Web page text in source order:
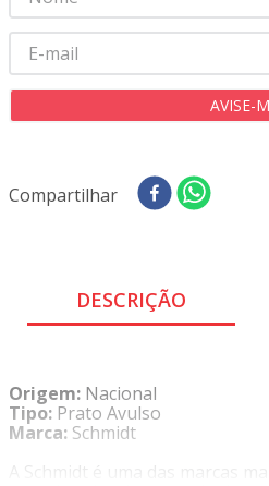
Compartilhar
DESCRIÇÃO
Origem: Nacional
Tipo: Prato Avulso
Marca: Schmidt
A Schmidt é uma das marcas
10º toalha mesa